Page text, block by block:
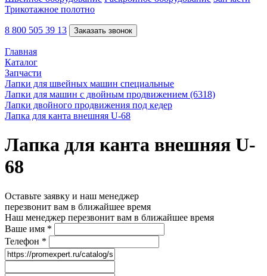
Трикотажное полотно
8 800 505 39 13 Заказать звонок
Главная
Каталог
Запчасти
Лапки для швейных машин специальные
Лапки для машин с двойным продвижением (6318)
Лапки двойного продвижения под кедер
Лапка для канта внешняя U-68
Лапка для канта внешняя U-
68
Оставьте заявку и наш менеджер
перезвонит вам в ближайшее время
Наш менеджер перезвонит вам в ближайшее время
Ваше имя *
Телефон *